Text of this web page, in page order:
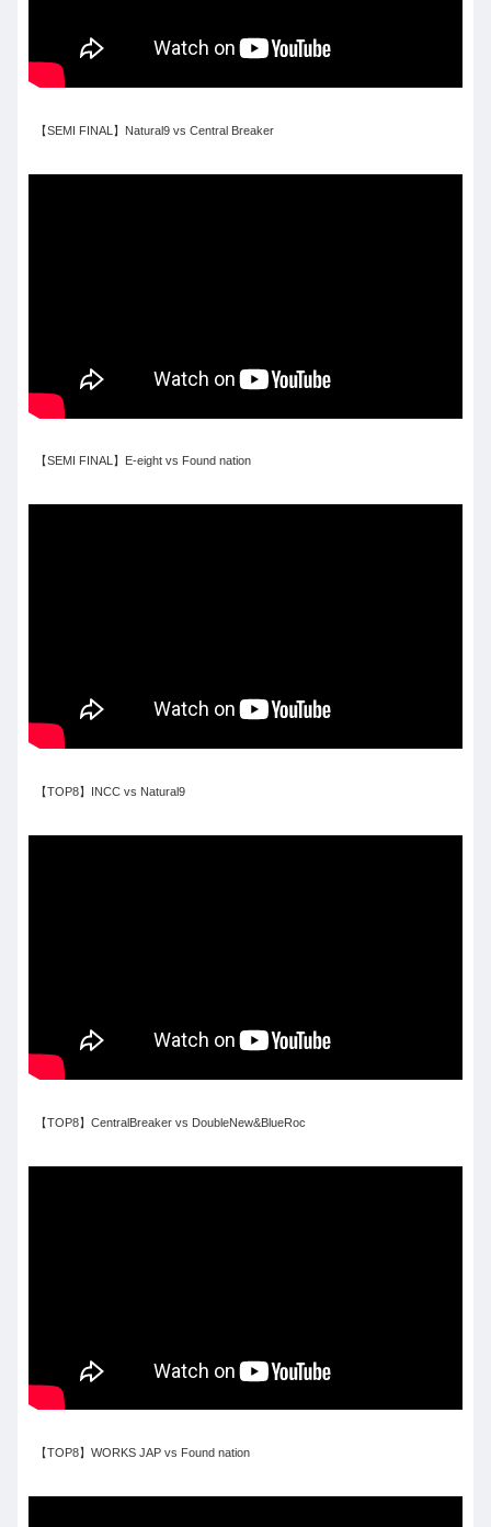
【SEMI FINAL】Natural9 vs Central Breaker
【SEMI FINAL】E-eight vs Found nation
【TOP8】INCC vs Natural9
【TOP8】CentralBreaker vs DoubleNew&BlueRoc
【TOP8】WORKS JAP vs Found nation